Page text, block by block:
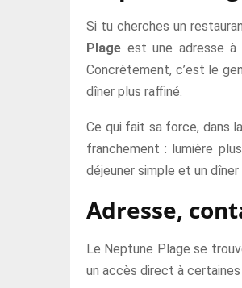
Si tu cherches un
Plage est une adresse à
Concrètement, c’est le
dîner plus raffiné.
Ce qui fait sa force, dans
franchement : lumière
déjeuner simple et un
Adresse,
Le Neptune Plage se
un accès direct à